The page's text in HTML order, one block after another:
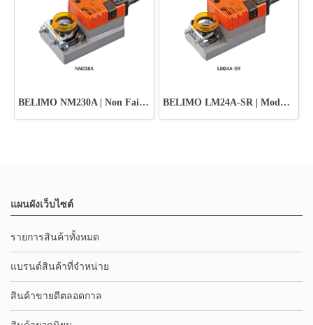
BELIMO NM230A | Non Fail-Safe Damper Actuator BELIMO LM24A-SR | Modulating Control Actuator
แผนผังเว็บไซต์
รายการสินค้าทั้งหมด
แบรนด์สินค้าที่จำหน่าย
สินค้าขายดีตลอดกาล